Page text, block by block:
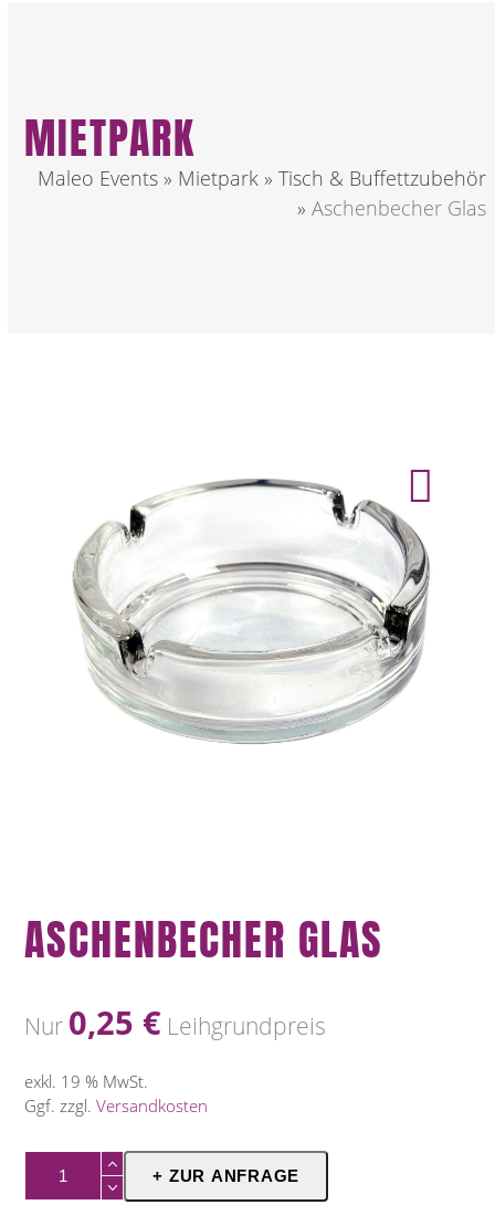
MIETPARK
Maleo Events » Mietpark »Tisch & Buffettzubehör
»Aschenbecher Glas
ASCHENBECHER GLAS
Nur 0,25 € Leihgrundpreis
exkl. 19 % MwSt.
Ggf. zzgl.Versandkosten
Aschenbecher
+ ZUR ANFRAGE